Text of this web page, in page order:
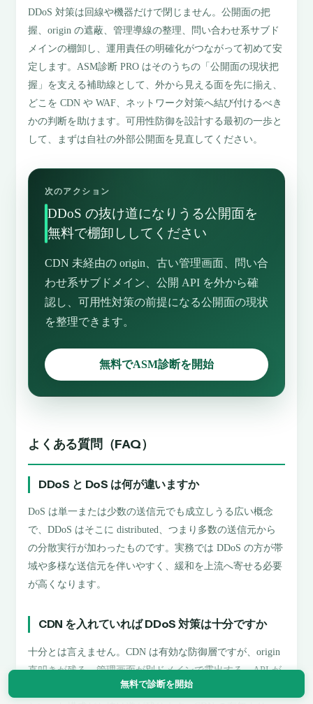
無料で診断を開始
DDoS 対策は回線や機器だけで閉じません。公開面の把
握、origin の遮蔽、管理導線の整理、問い合わせ系サブド
メインの棚卸し、運用責任の明確化がつながって初めて安
定します。ASM診断 PRO はそのうちの「公開面の現状把
握」を支える補助線として、外から見える面を先に揃え、
どこを CDN や WAF、ネットワーク対策へ結び付けるべき
かの判断を助けます。可用性防御を設計する最初の一歩と
して、まずは自社の外部公開面を見直してください。
次のアクション
DDoS の抜け道になりうる公開面を
無料で棚卸ししてください
CDN 未経由の origin、古い管理画面、問い合
わせ系サブドメイン、公開 API を外から確
認し、可用性対策の前提になる公開面の現状
を整理できます。
無料でASM診断を開始
よくある質問（FAQ）
DDoS と DoS は何が違いますか
DoS は単一または少数の送信元でも成立しうる広い概念
で、DDoS はそこに distributed、つまり多数の送信元から
の分散実行が加わったものです。実務では DDoS の方が帯
域や多様な送信元を伴いやすく、緩和を上流へ寄せる必要
が高くなります。
CDN を入れていれば DDoS 対策は十分ですか
十分とは言えません。CDN は有効な防御層ですが、origin
直叩きが残る、管理画面が別ドメインで露出する、API が
CDN の裏にいない、問い合わせ系サブドメインが未保護